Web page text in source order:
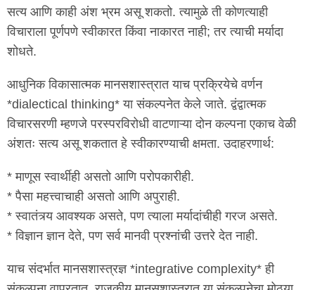
सत्य आणि काही अंश भ्रम असू शकतो. त्यामुळे ती कोणत्याही
विचाराला पूर्णपणे स्वीकारत किंवा नाकारत नाही; तर त्याची मर्यादा
शोधते.
आधुनिक विकासात्मक मानसशास्त्रात याच प्रक्रियेचे वर्णन
*dialectical thinking* या संकल्पनेत केले जाते. द्वंद्वात्मक
विचारसरणी म्हणजे परस्परविरोधी वाटणाऱ्या दोन कल्पना एकाच वेळी
अंशतः सत्य असू शकतात हे स्वीकारण्याची क्षमता. उदाहरणार्थ:
* माणूस स्वार्थीही असतो आणि परोपकारीही.
* पैसा महत्त्वाचाही असतो आणि अपुराही.
* स्वातंत्र्य आवश्यक असते, पण त्याला मर्यादांचीही गरज असते.
* विज्ञान ज्ञान देते, पण सर्व मानवी प्रश्नांची उत्तरे देत नाही.
याच संदर्भात मानसशास्त्रज्ञ *integrative complexity* ही